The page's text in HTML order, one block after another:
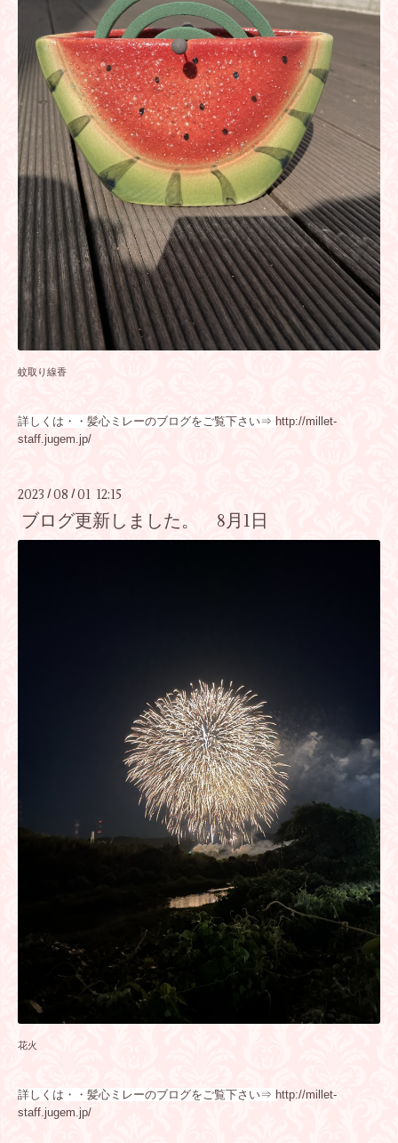
蚊取り線香
詳しくは・・髪心ミレーのブログをご覧下さい⇒ http://millet-
staff.jugem.jp/
2023 /08 /01 12:15
ブログ更新しました。 8月1日
花火
詳しくは・・髪心ミレーのブログをご覧下さい⇒ http://millet-
staff.jugem.jp/